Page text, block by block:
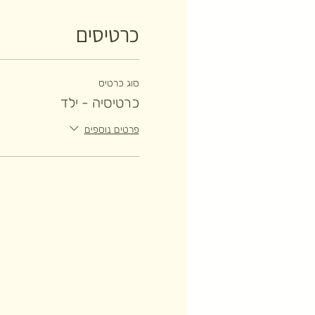
כרטיסים
סוג כרטיס
כרטיסיה - ילד
פרטים נוספים